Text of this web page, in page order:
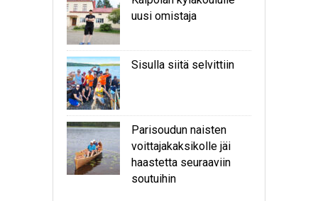
uusi omistaja
Sisulla siitä selvittiin
Parisoudun naisten
voittajakaksikolle jäi
haastetta seuraaviin
soutuihin